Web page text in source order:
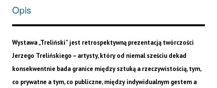
Opis
Wystawa „Treliński” jest retrospektywną prezentacją twórczości
Jerzego Trelińskiego – artysty, który od niemal sześciu dekad
konsekwentnie bada granice między sztuką a rzeczywistością, tym,
co prywatne a tym, co publiczne, między indywidualnym gestem a